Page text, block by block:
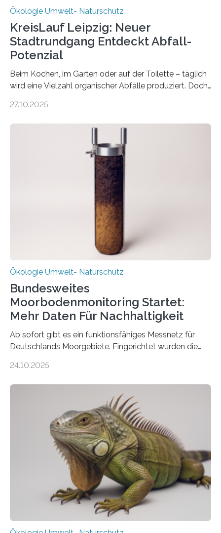
Ökologie Umwelt- Naturschutz
KreisLauf Leipzig: Neuer
Stadtrundgang Entdeckt Abfall-
Potenzial
Beim Kochen, im Garten oder auf der Toilette – täglich
wird eine Vielzahl organischer Abfälle produziert. Doch
Potenzial nur dann entfalten können, wenn sie in
Veränderung der Wirtschaft wichtig ist, zeigt der vom
Deutschen Biomasseforschungszentrum und der
Stadtreinigung Leipzig konzipierte und am 24. Oktober
2025 offiziell eingeweihte Stadtrundgang „KreisLauf“. Er
ist ab sofort im Leipziger Stadtgebiet…
27.10.2025
Ökologie Umwelt- Naturschutz
Bundesweites
Moorbodenmonitoring Startet:
Mehr Daten Für Nachhaltigkeit
Ab sofort gibt es ein funktionsfähiges Messnetz für
Deutschlands Moorgebiete. Eingerichtet wurden die
vergangenen fünf Jahren von Wissenschaftlerinnen
heutigen Donnerstag übergeben sie ihren Bericht zur
Aufbauphase an den Auftraggeber, das
Bundesministerium für Landwirtschaft, Ernährung und
Heimat. Braunschweig/Eberswalde (23. Oktober 2025).
Ein Netz aus 155 Messstationen spannt sich neuerdings
über Deutschlands Moorböden. Eingerichtet wurden sie
in den vergangenen fünf Jahren von
Wissenschaftlerinnen und Wissenschaftlern des
Thünen-Instituts für Agrarklimaschutz…
24.10.2025